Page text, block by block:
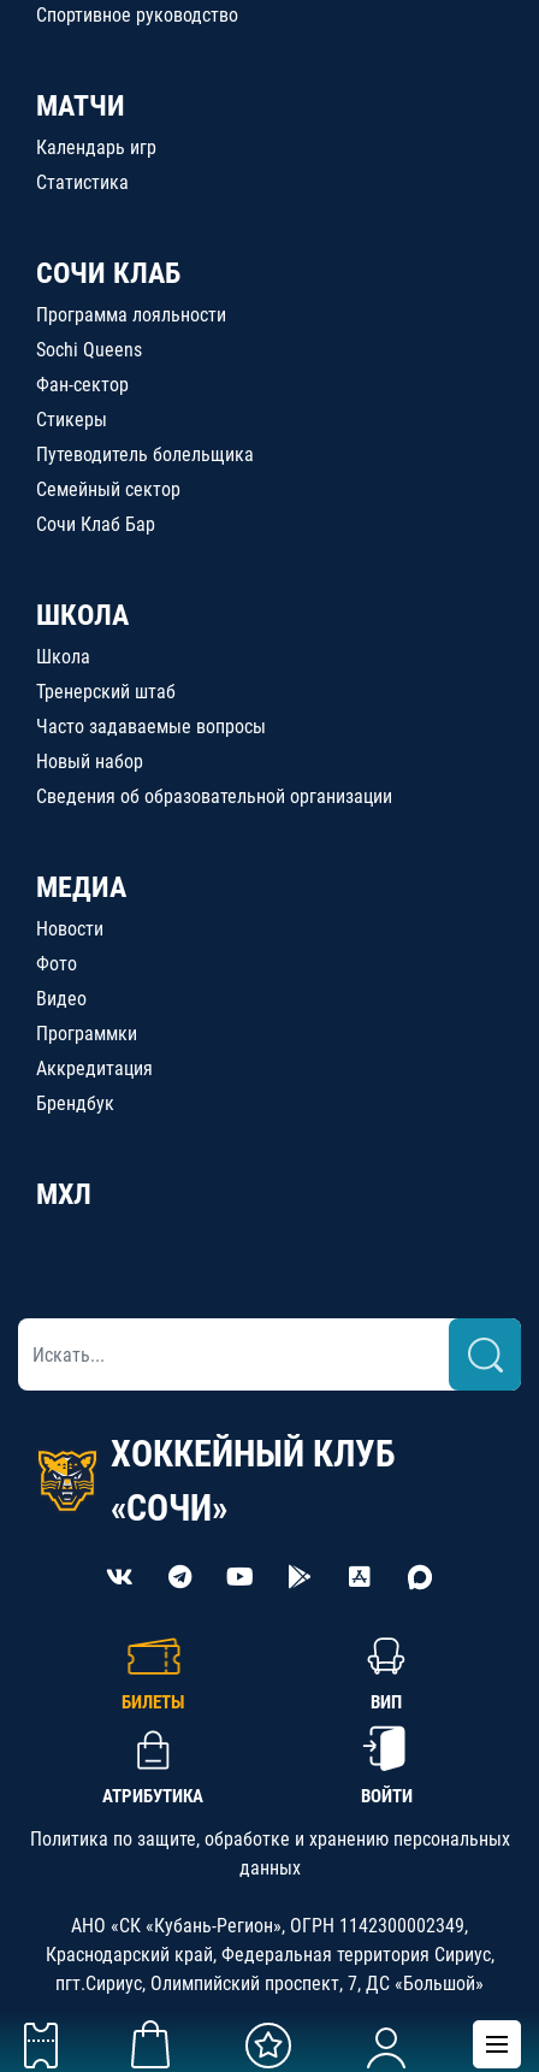
Спортивное руководство
МАТЧИ
Календарь игр
Статистика
СОЧИ КЛАБ
Программа лояльности
Sochi Queens
Фан-сектор
Стикеры
Путеводитель болельщика
Семейный сектор
Сочи Клаб Бар
ШКОЛА
Школа
Тренерский штаб
Часто задаваемые вопросы
Новый набор
Сведения об образовательной организации
МЕДИА
Новости
Фото
Видео
Программки
Аккредитация
Брендбук
МХЛ
ХОККЕЙНЫЙ КЛУБ
«СОЧИ»
БИЛЕТЫ ВИП
АТРИБУТИКА ВОЙТИ
Политика по защите, обработке и хранению персональных
данных
АНО «СК «Кубань-Регион», ОГРН 1142300002349,
Краснодарский край, Федеральная территория Сириус,
пгт.Сириус, Олимпийский проспект, 7, ДС «Большой»